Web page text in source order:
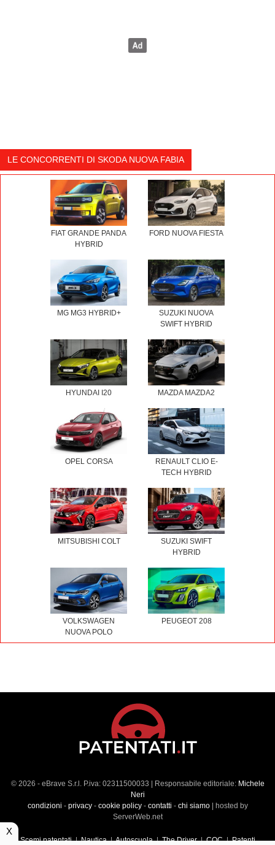
LE CONCORRENTI DI SKODA NUOVA FABIA
FIAT GRANDE PANDA
HYBRID
FORD NUOVA FIESTA
MG MG3 HYBRID+
SUZUKI NUOVA
SWIFT HYBRID
HYUNDAI I20 MAZDA MAZDA2
OPEL CORSA
RENAULT CLIO E-
TECH HYBRID
MITSUBISHI COLT
SUZUKI SWIFT
HYBRID
VOLKSWAGEN
NUOVA POLO
PEUGEOT 208
© 2026 - eBrave S.r.l. P.iva: 02311500033 | Responsabile editoriale: Michele
Neri
condizioni - privacy- cookie policy- contatti - chi siamo| hosted by
ServerWeb.net
Scemi patentati|Nautica|Autoscuola|The Driver|CQC|Patenti
X